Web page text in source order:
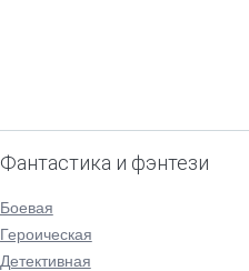
Фантастика и фэнтези
Боевая
Героическая
Детективная